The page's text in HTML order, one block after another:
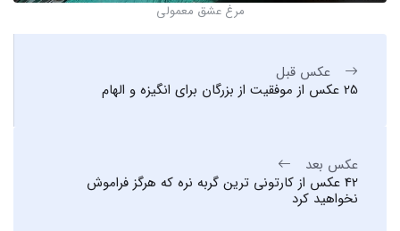
مرغ عشق معمولی
عکس قبل
25 عکس از موفقیت از بزرگان برای انگیزه و الهام
عکس بعد
42 عکس از کارتونی ترین گربه نره که هرگز فراموش
نخواهید کرد